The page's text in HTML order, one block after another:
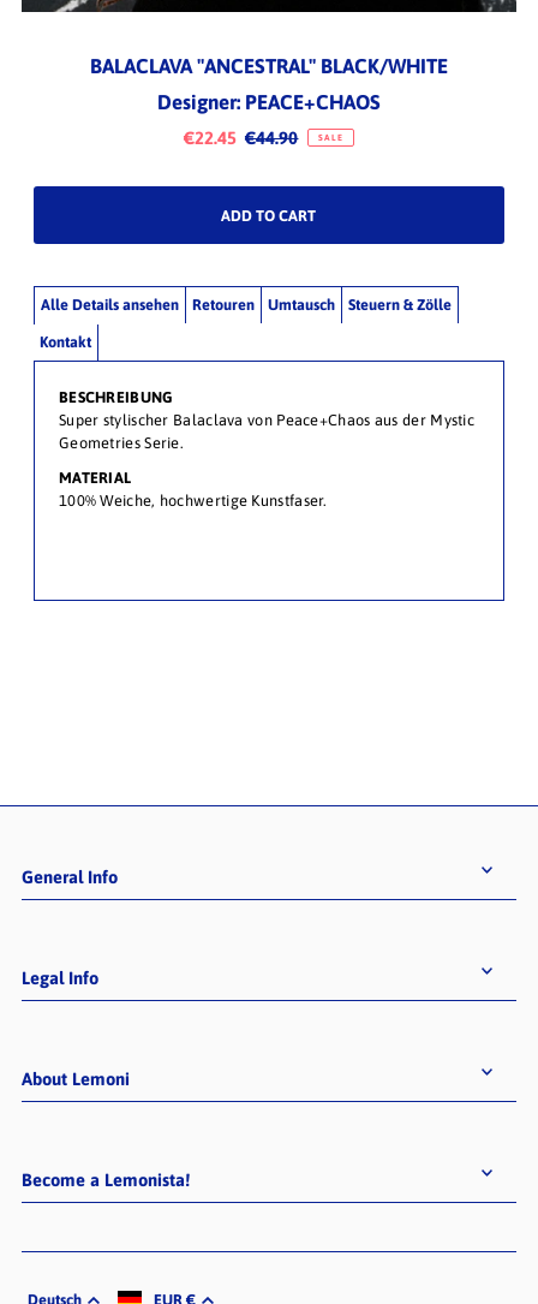
BALACLAVA "ANCESTRAL" BLACK/WHITE
Designer: PEACE+CHAOS
€22.45 €44.90 SALE
Alle Details ansehen Retouren Umtausch Steuern & Zölle
Kontakt
BESCHREIBUNG
Super stylischer Balaclava von Peace+Chaos aus der Mystic
Geometries Serie.
MATERIAL
100% Weiche, hochwertige Kunstfaser.
General Info
Legal Info
About Lemoni
Become a Lemonista!
Deutsch EUR €